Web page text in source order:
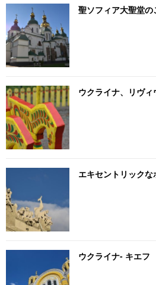
聖ソフィア大聖堂の
ウクライナ、リヴィ
エキセントリック
ウクライナ- キエフ